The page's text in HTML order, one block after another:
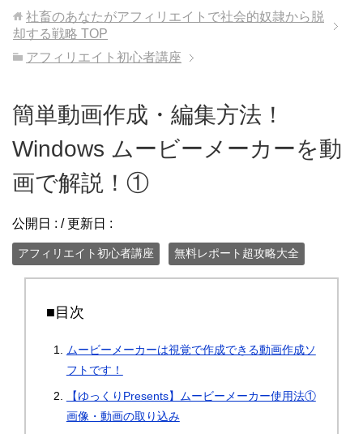
社畜のあなたがアフィリエイトで社会的奴隷から脱
却する戦略 TOP
アフィリエイト初心者講座
簡単動画作成・編集方法！
Windows ムービーメーカーを動
画で解説！①
公開日 : / 更新日 :
アフィリエイト初心者講座 無料レポート超攻略大全
■目次
ムービーメーカーは視覚で作成できる動画作成ソ
フトです！
【ゆっくりPresents】ムービーメーカー使用法①
画像・動画の取り込み